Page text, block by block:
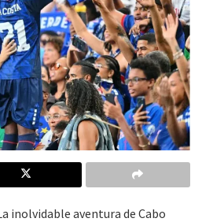
inolvidable aventura de Cabo